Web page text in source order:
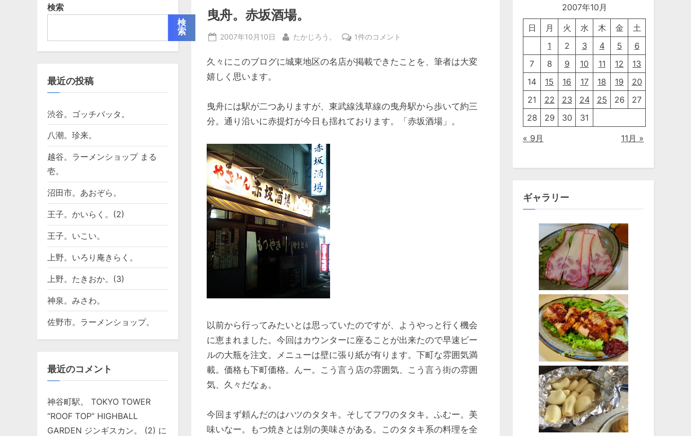
曳舟。赤坂酒場。
Posted
2007年10月10日 By
たかじろう。
曳
赤
場。
へ
の
1件のコメント
久々にこのブログに城東地区の名店が掲載できたことを、筆者は大変
嬉しく思います。
曳舟には駅が二つありますが、東武線浅草線の曳舟駅から歩いて約三
分。通り沿いに赤提灯が今日も揺れております。「赤坂酒場」。
以前から行ってみたいとは思っていたのですが、ようやっと行く機会
に恵まれました。今回はカウンターに座ることが出来たので早速ビー
ルの大瓶を注文。メニューは壁に張り紙が有ります。下町な雰囲気満
載。価格も下町価格。んー。こう言う店の雰囲気、こう言う街の雰囲
気、久々だなぁ。
今回まず頼んだのはハツのタタキ。そしてフワのタタキ。ふむー。美
味いなー。もつ焼きとは別の美味さがある。このタタキ系の料理を全
検索
検
索
最近の投稿
渋谷。ゴッチバッタ。
八潮。珍来。
越谷。ラーメンショップ まる
壱。
沼田市。あおぞら。
王子。かいらく。(2)
王子。いこい。
上野。いろり庵きらく。
上野。たきおか。(3)
神泉。みさわ。
佐野市。ラーメンショップ。
最近のコメント
神谷町駅。 TOKYO TOWER
“ROOF TOP” HIGHBALL
GARDEN ジンギスカン。 (2) に
2007年10月
日 月 火 水 木 金
土
1
2 3 4 5
6
7
8 9 10 11 12
13
14
15 16 17 18 19
20
21
22 23 24 25 26
27
28
29 30 31
« 9月 11月 »
ギャラリー